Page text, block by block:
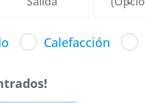
Calefacción